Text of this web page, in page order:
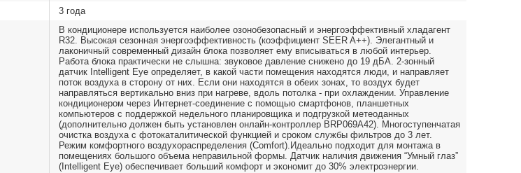
3 года
В кондиционере используется наиболее озонобезопасный и энергоэффективный хладагент
R32. Высокая сезонная энергоэффективность (коэффициент SEER A++). Элегантный и
лаконичный современный дизайн блока позволяет ему вписываться в любой интерьер.
Работа блока практически не слышна: звуковое давление снижено до 19 дБА. 2-зонный
датчик Intelligent Eye определяет, в какой части помещения находятся люди, и направляет
поток воздуха в сторону от них. Если они находятся в обеих зонах, то воздух будет
направляться вертикально вниз при нагреве, вдоль потолка - при охлаждении. Управление
кондиционером через Интернет-соединение с помощью смартфонов, планшетных
компьютеров с поддержкой недельного планировщика и подгрузкой метеоданных
(дополнительно должен быть установлен онлайн-контроллер BRP069A42). Многоступенчатая
очистка воздуха с фотокаталитической функцией и сроком службы фильтров до 3 лет.
Режим комфортного воздухораспределения (Comfort).Идеально подходит для монтажа в
помещениях большого объема неправильной формы. Датчик наличия движения “Умный глаз”
(Intelligent Eye) обеспечивает больший комфорт и экономит до 30% электроэнергии.